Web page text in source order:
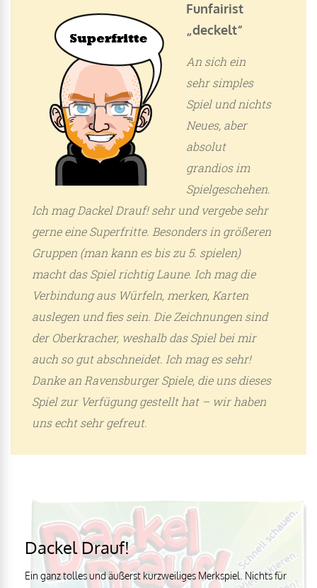
Funfairist
„deckelt“
An sich ein
sehr simples
Spiel und nichts
Neues, aber
absolut
grandios im
Spielgeschehen.
Ich mag Dackel Drauf! sehr und vergebe sehr
gerne eine Superfritte. Besonders in größeren
Gruppen (man kann es bis zu 5. spielen)
macht das Spiel richtig Laune. Ich mag die
Verbindung aus Würfeln, merken, Karten
auslegen und fies sein. Die Zeichnungen sind
der Oberkracher, weshalb das Spiel bei mir
auch so gut abschneidet. Ich mag es sehr!
Danke an Ravensburger Spiele, die uns dieses
Spiel zur Verfügung gestellt hat – wir haben
uns echt sehr gefreut.
Dackel Drauf!
Ein ganz tolles und äußerst kurzweiliges Merkspiel. Nichts für